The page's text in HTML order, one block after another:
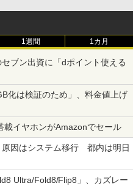
1週間 1カ月
ブン出資に「dポイント使える
化は検証のため」、料金値上げ
載イヤホンがAmazonでセール
原因はシステム移行 都内は明日
Ultra/Fold8/Flip8」、カズレー